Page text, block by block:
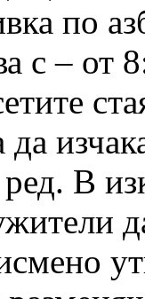
по
с – от
В